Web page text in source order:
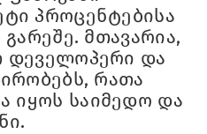
პროცენტებისა
მთავარია,
დეველოპერი და
რათა
იყოს საიმედო და